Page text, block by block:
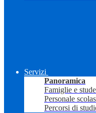
Servizi
Panoramica
Famiglie e
Personale
Percorsi di